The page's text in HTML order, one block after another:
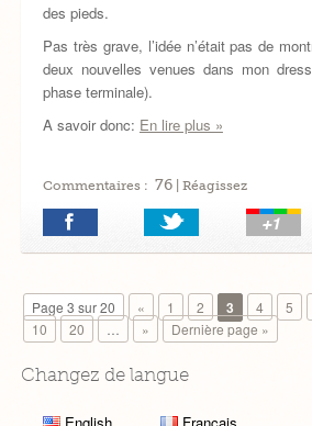
des pieds.
Pas très grave, l’idée n’était pas de
deux nouvelles venues dans mon
phase terminale).
A savoir donc: En lire plus »
Commentaires : 76| Réagissez
Page 3 sur 20 « 1 2 3 4 5
10
20 … » Dernière page »
Changez de langue
English Français